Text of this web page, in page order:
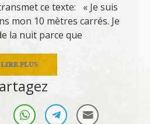
ce texte: « Je suis
mon 10 mètres carrés. Je
la nuit parce que
LIRE PLUS